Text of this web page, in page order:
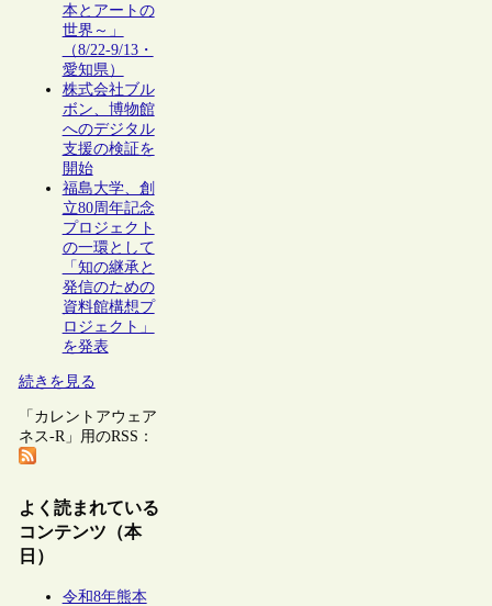
本とアートの
世界～」
（8/22-9/13・
愛知県）
株式会社ブル
ボン、博物館
へのデジタル
支援の検証を
開始
福島大学、創
立80周年記念
プロジェクト
の一環として
「知の継承と
発信のための
資料館構想プ
ロジェクト」
を発表
続きを見る
「カレントアウェア
ネス-R」用のRSS：
よく読まれている
コンテンツ（本
日）
令和8年熊本